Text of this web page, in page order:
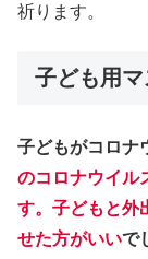
祈ります。
子ども用マ
子どもがコロナ
のコロナウイル
す。子どもと外
せた方がいいで